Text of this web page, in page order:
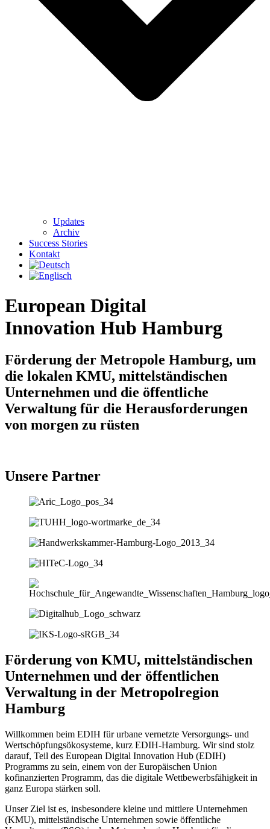
Updates
Archiv
Success Stories
Kontakt
European Digital
Innovation Hub Hamburg
Förderung der Metropole Hamburg, um
die lokalen KMU, mittelständischen
Unternehmen und die öffentliche
Verwaltung für die Herausforderungen
von morgen zu rüsten
Unsere Partner
Förderung von KMU, mittelständischen
Unternehmen und der öffentlichen
Verwaltung in der Metropolregion
Hamburg
Willkommen beim EDIH für urbane vernetzte Versorgungs- und
Wertschöpfungsökosysteme, kurz EDIH-Hamburg. Wir sind stolz
darauf, Teil des European Digital Innovation Hub (EDIH)
Programms zu sein, einem von der Europäischen Union
kofinanzierten Programm, das die digitale Wettbewerbsfähigkeit in
ganz Europa stärken soll.
Unser Ziel ist es, insbesondere kleine und mittlere Unternehmen
(KMU), mittelständische Unternehmen sowie öffentliche